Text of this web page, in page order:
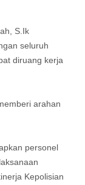
S.Ik
seluruh
diruang kerja
arahan
personel
Kepolisian